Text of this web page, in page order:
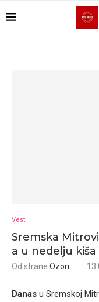
Vesti
Sremska
a u nedelju
Od strane Ozon
Danas u Sremskoj